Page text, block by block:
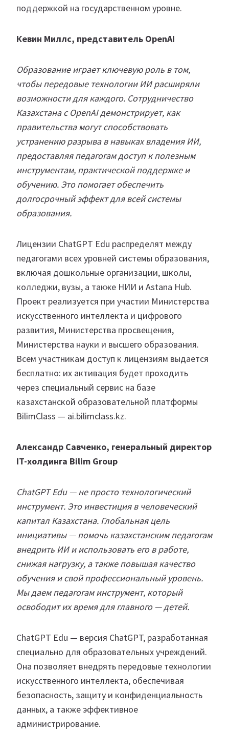
поддержкой на государственном уровне.
Кевин Миллс, представитель OpenAI
Образование играет ключевую роль в том,
чтобы передовые технологии ИИ расширяли
возможности для каждого. Сотрудничество
Казахстана с OpenAI демонстрирует, как
правительства могут способствовать
устранению разрыва в навыках владения ИИ,
предоставляя педагогам доступ к полезным
инструментам, практической поддержке и
обучению. Это помогает обеспечить
долгосрочный эффект для всей системы
образования.
Лицензии ChatGPT Edu распределят между
педагогами всех уровней системы образования,
включая дошкольные организации, школы,
колледжи, вузы, а также НИИ и Astana Hub.
Проект реализуется при участии Министерства
искусственного интеллекта и цифрового
развития, Министерства просвещения,
Министерства науки и высшего образования.
Всем участникам доступ к лицензиям выдается
бесплатно: их активация будет проходить
через специальный сервис на базе
казахстанской образовательной платформы
BilimClass — ai.bilimclass.kz.
Александр Савченко, генеральный директор
IT-холдинга Bilim Group
ChatGPT Edu — не просто технологический
инструмент. Это инвестиция в человеческий
капитал Казахстана. Глобальная цель
инициативы — помочь казахстанским педагогам
внедрить ИИ и использовать его в работе,
снижая нагрузку, а также повышая качество
обучения и свой профессиональный уровень.
Мы даем педагогам инструмент, который
освободит их время для главного — детей.
ChatGPT Edu — версия ChatGPT, разработанная
специально для образовательных учреждений.
Она позволяет внедрять передовые технологии
искусственного интеллекта, обеспечивая
безопасность, защиту и конфиденциальность
данных, а также эффективное
администрирование.